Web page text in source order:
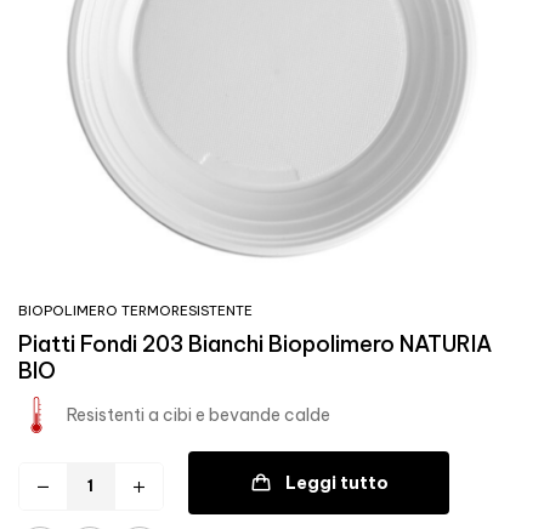
BIOPOLIMERO TERMORESISTENTE
Piatti Fondi 203 Bianchi Biopolimero NATURIA
BIO
Resistenti a cibi e bevande calde
Leggi tutto